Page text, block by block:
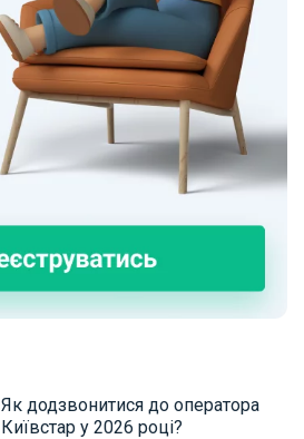
Як додзвонитися до оператора
Київстар у 2026 році?